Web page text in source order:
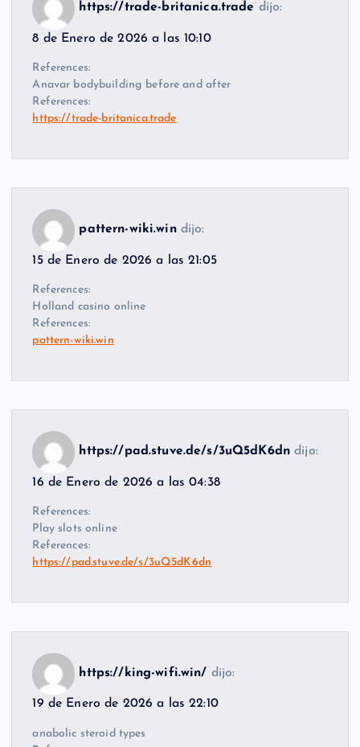
https://trade-britanica.trade dijo:
8 de Enero de 2026 a las 10:10
References:
Anavar bodybuilding before and after
References:
https://trade-britanica.trade
pattern-wiki.win dijo:
15 de Enero de 2026 a las 21:05
References:
Holland casino online
References:
pattern-wiki.win
https://pad.stuve.de/s/3uQ5dK6dn dijo:
16 de Enero de 2026 a las 04:38
References:
Play slots online
References:
https://pad.stuve.de/s/3uQ5dK6dn
https://king-wifi.win/ dijo:
19 de Enero de 2026 a las 22:10
anabolic steroid types